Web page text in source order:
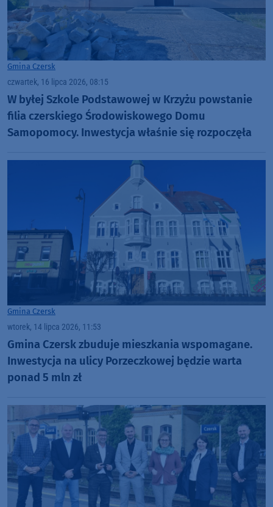
Gmina Czersk
czwartek, 16 lipca 2026, 08:15
W byłej Szkole Podstawowej w Krzyżu powstanie
filia czerskiego Środowiskowego Domu
Samopomocy. Inwestycja właśnie się rozpoczęła
Gmina Czersk
wtorek, 14 lipca 2026, 11:53
Gmina Czersk zbuduje mieszkania wspomagane.
Inwestycja na ulicy Porzeczkowej będzie warta
ponad 5 mln zł